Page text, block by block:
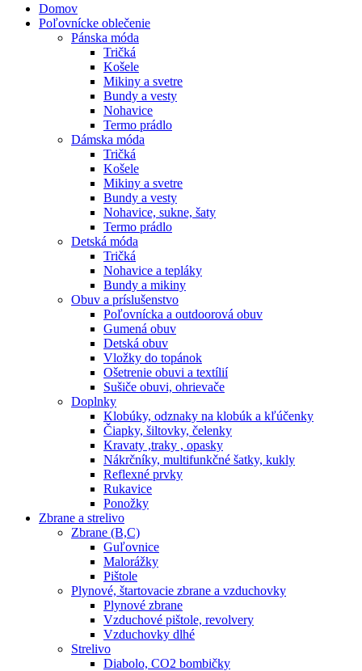
Domov
Poľovnícke oblečenie
Pánska móda
Tričká
Košele
Mikiny a svetre
Bundy a vesty
Nohavice
Termo prádlo
Dámska móda
Tričká
Košele
Mikiny a svetre
Bundy a vesty
Nohavice, sukne, šaty
Termo prádlo
Detská móda
Tričká
Nohavice a tepláky
Bundy a mikiny
Obuv a príslušenstvo
Poľovnícka a outdoorová obuv
Gumená obuv
Detská obuv
Vložky do topánok
Ošetrenie obuvi a textílií
Sušiče obuvi, ohrievače
Doplnky
Klobúky, odznaky na klobúk a kľúčenky
Čiapky, šiltovky, čelenky
Kravaty ,traky , opasky
Nákrčníky, multifunkčné šatky, kukly
Reflexné prvky
Rukavice
Ponožky
Zbrane a strelivo
Zbrane (B,C)
Guľovnice
Malorážky
Pištole
Plynové, štartovacie zbrane a vzduchovky
Plynové zbrane
Vzduchové pištole, revolvery
Vzduchovky dlhé
Strelivo
Diabolo, CO2 bombičky